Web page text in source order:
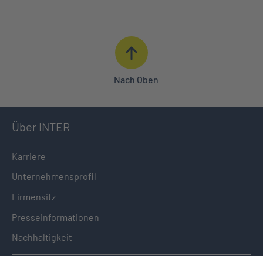
Nach Oben
Über INTER
Karriere
Unternehmensprofil
Firmensitz
Presseinformationen
Nachhaltigkeit